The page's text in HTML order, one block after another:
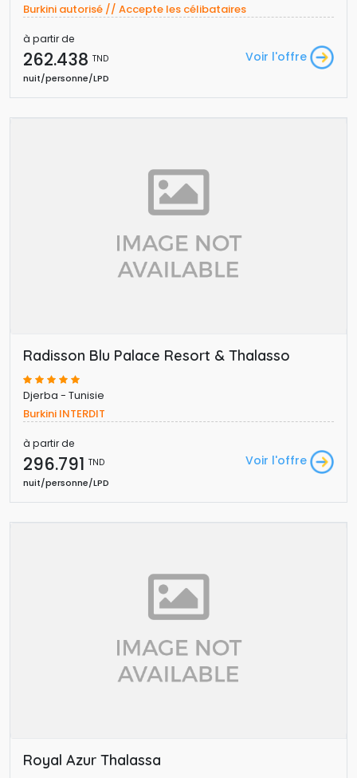
Burkini autorisé // Accepte les célibataires
à partir de
262.438 TND
nuit/personne/LPD
Voir l'offre
Radisson Blu Palace Resort & Thalasso
Djerba - Tunisie
Burkini INTERDIT
à partir de
296.791 TND
nuit/personne/LPD
Voir l'offre
Royal Azur Thalassa